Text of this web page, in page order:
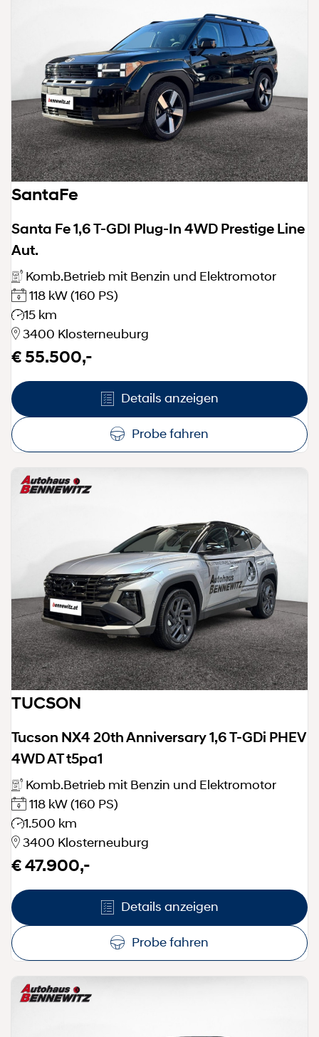
SantaFe
Santa Fe 1,6 T-GDI Plug-In 4WD Prestige Line
Aut.
Komb.Betrieb mit Benzin und Elektromotor
118 kW(160 PS)
15 km
3400 Klosterneuburg
€ 55.500,-
Details anzeigen
Probe fahren
TUCSON
Tucson NX4 20th Anniversary 1,6 T-GDi PHEV
4WD AT t5pa1
Komb.Betrieb mit Benzin und Elektromotor
118 kW(160 PS)
1.500 km
3400 Klosterneuburg
€ 47.900,-
Details anzeigen
Probe fahren